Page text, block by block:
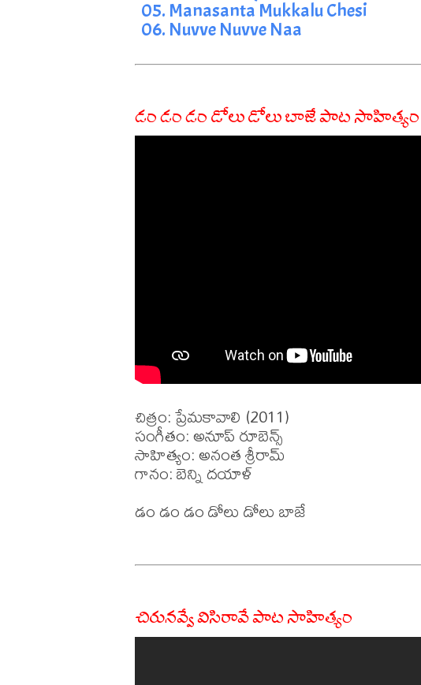
05. Manasanta Mukkalu Chesi
06. Nuvve Nuvve Naa
డం డం డం డోలు డోలు బాజే పాట సాహిత్యం
చిత్రం: ప్రేమకావాలి (2011)
సంగీతం: అనూప్ రూబెన్స్
సాహిత్యం: అనంత శ్రీరామ్
గానం: బెన్ని దయాళ్
డం డం డం డోలు డోలు బాజే
చిరునవ్వే విసిరావే పాట సాహిత్యం